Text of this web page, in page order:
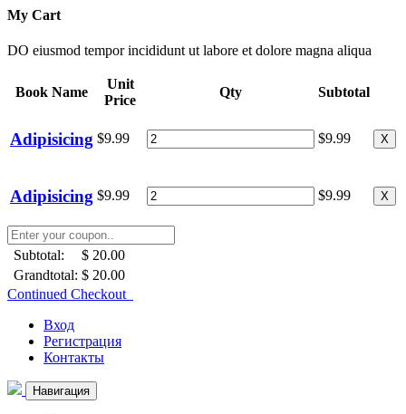
My Cart
DO eiusmod tempor incididunt ut labore et dolore magna aliqua
Book Name
Unit
Price
Qty Subtotal
Adipisicing $9.99 $9.99 X
Adipisicing $9.99 $9.99 X
Subtotal:
$ 20.00
Grandtotal: $ 20.00
Continued Checkout
Вход
Регистрация
Контакты
Навигация